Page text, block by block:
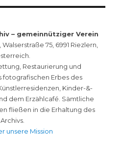
– gemeinnütziger Verein
75, 6991 Riezlern,
Restaurierung und
fotografischen Erbes des
Kinder-&-
dem Erzählcafé. Sämtliche
fließen in die Erhaltung des
Archivs.
unsere Mission